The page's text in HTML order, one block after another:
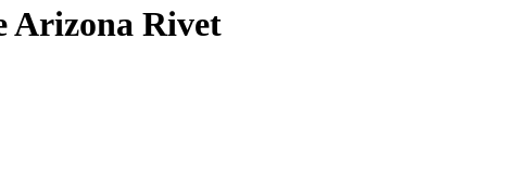
Arizona Rivet